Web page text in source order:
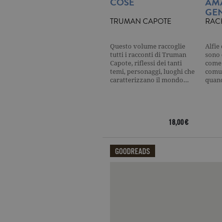
TRUMAN CAPOTE
Questo volume raccoglie
tutti i racconti di Truman
Capote, riflessi dei tanti
temi, personaggi, luoghi che
caratterizzano il mondo…
18,00 €
Alfie
GOODREADS
CookieScriptConsent
Nome Dominio
datr
.facebook.com
locale
.facebook.com
Nome Dominio
_fbp
.garzanti.it
.facebook.com